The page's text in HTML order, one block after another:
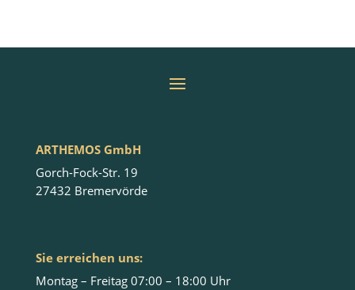
ARTHEMOS GmbH
Gorch-Fock-Str. 19
27432 Bremervörde
Sie erreichen uns:
Montag – Freitag 07:00 – 18:00 Uhr